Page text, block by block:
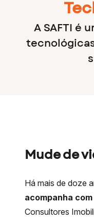
A SAFTI é
Mude de
Há mais de doze
acompanha
Consultores